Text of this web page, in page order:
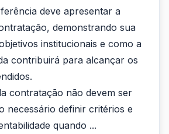
deve apresentar a
demonstrando sua
institucionais e como a
contribuirá para alcançar os
contratação não devem ser
necessário definir critérios e
quando ...